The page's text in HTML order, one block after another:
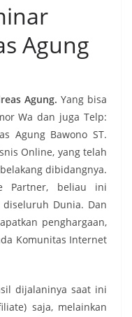
Agung
Agung. Yang bisa
Wa dan juga Telp:
Agung Bawono ST.
Online, yang telah
dibidangnya.
Partner, beliau ini
Dunia. Dan
penghargaan,
Komunitas Internet
dijalaninya saat ini
saja, melainkan